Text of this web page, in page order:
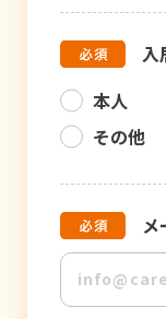
入
本人
その他
メ